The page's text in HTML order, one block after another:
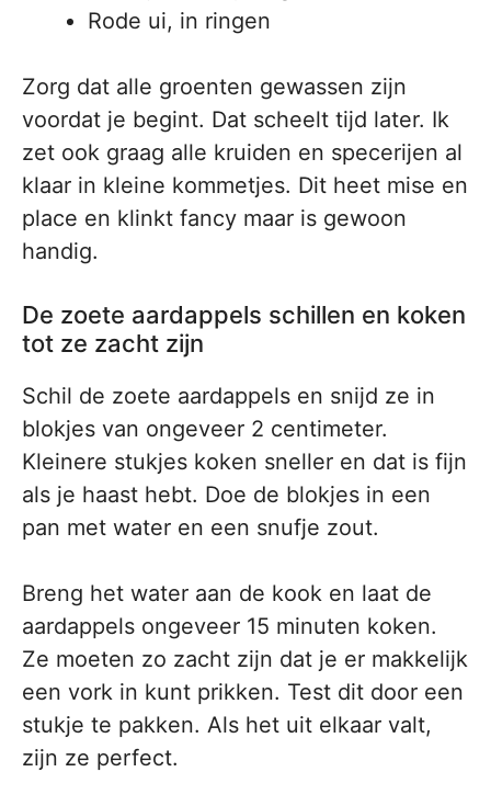
Rode ui, in ringen
Zorg dat alle groenten gewassen zijn
voordat je begint. Dat scheelt tijd later. Ik
zet ook graag alle kruiden en specerijen al
klaar in kleine kommetjes. Dit heet mise en
place en klinkt fancy maar is gewoon
handig.
De zoete aardappels schillen en koken
tot ze zacht zijn
Schil de zoete aardappels en snijd ze in
blokjes van ongeveer 2 centimeter.
Kleinere stukjes koken sneller en dat is fijn
als je haast hebt. Doe de blokjes in een
pan met water en een snufje zout.
Breng het water aan de kook en laat de
aardappels ongeveer 15 minuten koken.
Ze moeten zo zacht zijn dat je er makkelijk
een vork in kunt prikken. Test dit door een
stukje te pakken. Als het uit elkaar valt,
zijn ze perfect.